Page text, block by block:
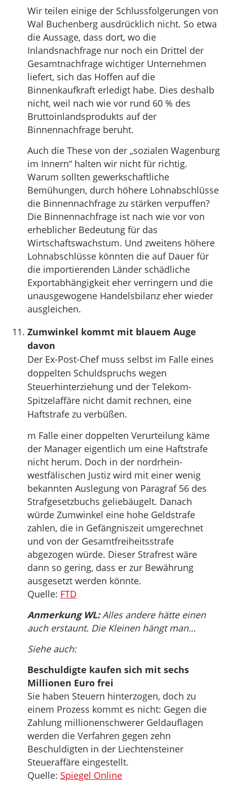
Wir teilen einige der Schlussfolgerungen von
Wal Buchenberg ausdrücklich nicht. So etwa
die Aussage, dass dort, wo die
Inlandsnachfrage nur noch ein Drittel der
Gesamtnachfrage wichtiger Unternehmen
liefert, sich das Hoffen auf die
Binnenkaufkraft erledigt habe. Dies deshalb
nicht, weil nach wie vor rund 60 % des
Bruttoinlandsprodukts auf der
Binnennachfrage beruht.
Auch die These von der „sozialen Wagenburg
im Innern“ halten wir nicht für richtig.
Warum sollten gewerkschaftliche
Bemühungen, durch höhere Lohnabschlüsse
die Binnennachfrage zu stärken verpuffen?
Die Binnennachfrage ist nach wie vor von
erheblicher Bedeutung für das
Wirtschaftswachstum. Und zweitens höhere
Lohnabschlüsse könnten die auf Dauer für
die importierenden Länder schädliche
Exportabhängigkeit eher verringern und die
unausgewogene Handelsbilanz eher wieder
ausgleichen.
Zumwinkel kommt mit blauem Auge
davon
Der Ex-Post-Chef muss selbst im Falle eines
doppelten Schuldspruchs wegen
Steuerhinterziehung und der Telekom-
Spitzelaffäre nicht damit rechnen, eine
Haftstrafe zu verbüßen.
m Falle einer doppelten Verurteilung käme
der Manager eigentlich um eine Haftstrafe
nicht herum. Doch in der nordrhein-
westfälischen Justiz wird mit einer wenig
bekannten Auslegung von Paragraf 56 des
Strafgesetzbuchs geliebäugelt. Danach
würde Zumwinkel eine hohe Geldstrafe
zahlen, die in Gefängniszeit umgerechnet
und von der Gesamtfreiheitsstrafe
abgezogen würde. Dieser Strafrest wäre
dann so gering, dass er zur Bewährung
ausgesetzt werden könnte.
Quelle: FTD
Anmerkung WL:Alles andere hätte einen
auch erstaunt. Die Kleinen hängt man…
Siehe auch:
Beschuldigte kaufen sich mit sechs
Millionen Euro frei
Sie haben Steuern hinterzogen, doch zu
einem Prozess kommt es nicht: Gegen die
Zahlung millionenschwerer Geldauflagen
werden die Verfahren gegen zehn
Beschuldigten in der Liechtensteiner
Steueraffäre eingestellt.
Quelle: Spiegel Online